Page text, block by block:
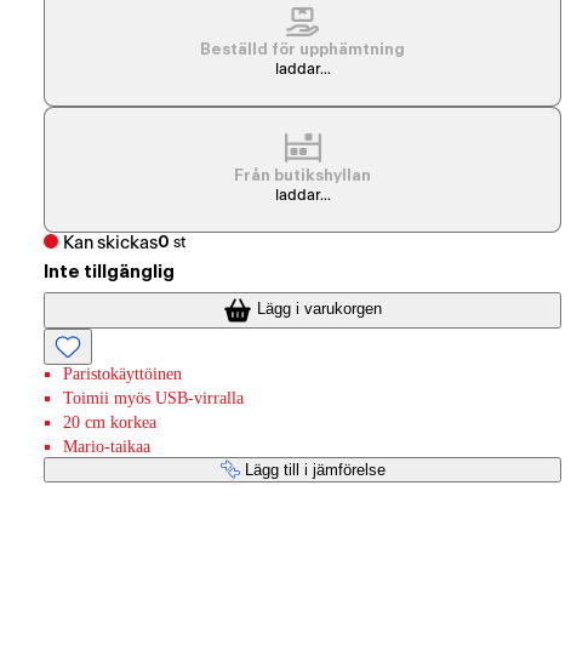
Beställd för upphämtning
laddar...
Från butikshyllan
laddar...
Kan skickas0 st
Inte tillgänglig
Lägg i varukorgen
Paristokäyttöinen
Toimii myös USB-virralla
20 cm korkea
Mario-taikaa
Lägg till i jämförelse